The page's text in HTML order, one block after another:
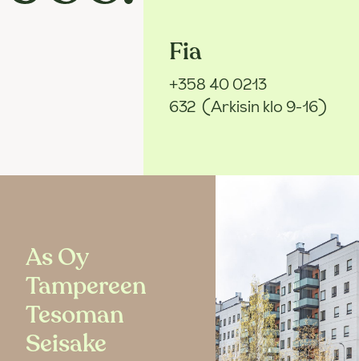
Fia
+358 40 0213
632 (Arkisin klo 9-16)
As Oy
Tampereen
Tesoman
Seisake